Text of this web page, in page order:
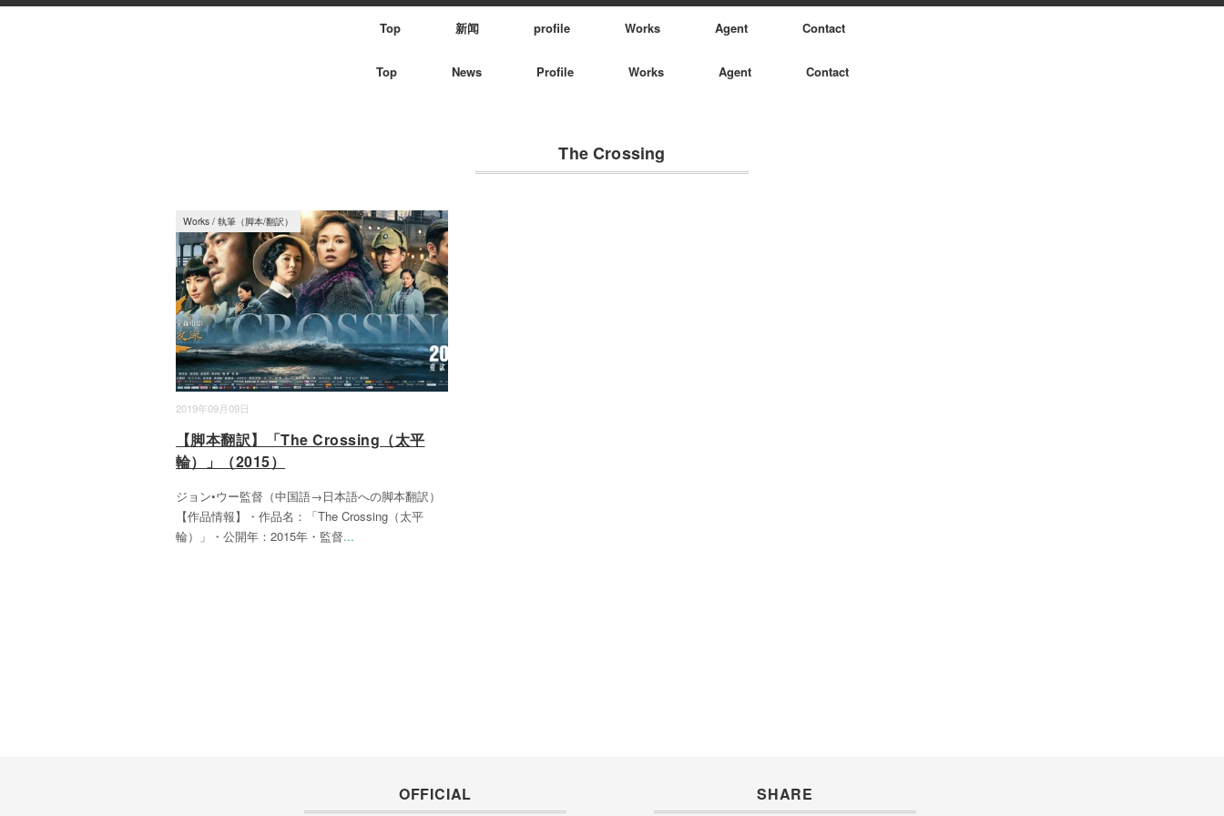
Top 新闻 profile Works Agent Contact
Top News Profile Works Agent Contact
The Crossing
2019年09月09日
Works/ 執筆（脚本/翻訳）
【脚本翻訳】「The Crossing（太平
輪）」（2015）
ジョン•ウー監督（中国語→日本語への脚本翻訳）
【作品情報】・作品名：「The Crossing（太平
輪）」・公開年：2015年・監督...
OFFICIAL SHARE